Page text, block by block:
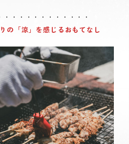
・・・・・・・・・・・・
の「涼」を感じるおもてなし